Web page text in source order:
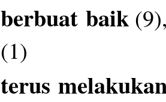
berbuat baik
(1)
terus